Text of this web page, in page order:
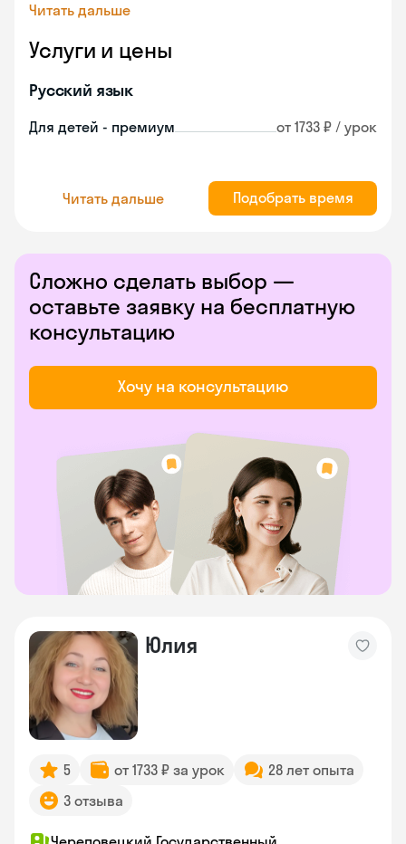
Читать дальше
Услуги и цены
Русский язык
Для детей - премиум от 1733 ₽ / урок
Читать дальше Подобрать время
Сложно сделать выбор —
оставьте заявку на бесплатную
консультацию
Хочу на консультацию
Юлия
5 от 1733 ₽ за урок
28 лет опыта
3 отзыва